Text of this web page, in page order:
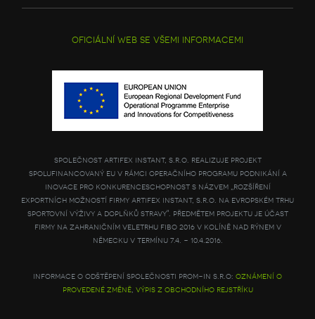
oficiální web se všemi informacemi
společnost artifex instant, s.r.o. realizuje projekt
spolufinancovaný eu v rámci operačního programu podnikání a
inovace pro konkurenceschopnost s názvem „rozšíření
exportních možností firmy artifex instant, s.r.o. na evropském trhu
sportovní výživy a doplňků stravy". předmětem projektu je účast
firmy na zahraničním veletrhu fibo 2016 v kolíně nad rýnem v
německu v termínu 7.4. - 10.4.2016.
informace o odštěpení společnosti prom-in s.r.o: oznámení o
provedené změně, výpis z obchodního rejstříku